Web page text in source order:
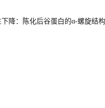
降：陈化后谷蛋白的α-螺旋结